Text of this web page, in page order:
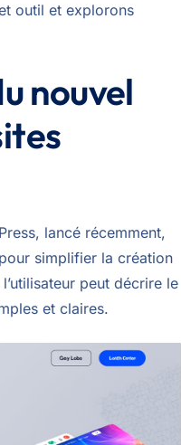
outil et explorons
nouvel
lancé récemment,
simplifier la création
peut décrire le
et claires.